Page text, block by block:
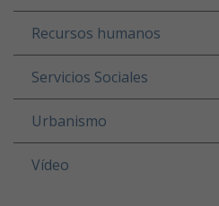
Recursos humanos
Servicios Sociales
Urbanismo
Vídeo